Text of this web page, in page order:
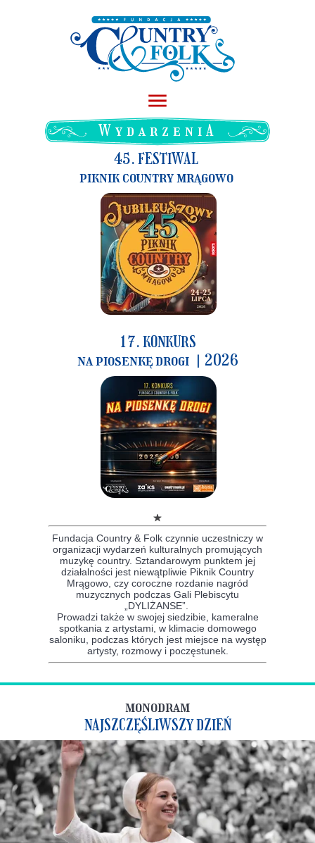
WydarzeniA
45. FESTIWAL
piknik country mrągowo
ZOBACZ
WIĘCEJ
Fundacja Country & Folk czynnie uczestniczy w
organizacji wydarzeń kulturalnych promujących
muzykę country. Sztandarowym punktem jej
działalności jest niewątpliwie Piknik Country
Mrągowo, czy coroczne rozdanie nagród
muzycznych podczas Gali Plebiscytu
„DYLIŻANSE”.
Prowadzi także w swojej siedzibie, kameralne
spotkania z artystami, w klimacie domowego
saloniku, podczas których jest miejsce na występ
artysty, rozmowy i poczęstunek.
17. KONKURS
na piosenkę drogi |2026
ZOBACZ
WIĘCEJ
monodram
NAJSZCZĘŚLIWSZY DZIEŃ